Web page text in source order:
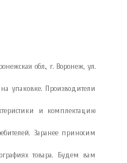
обл., г. Воронеж, ул.
упаковке. Производители
и комплектацию
Заранее приносим
товара. Будем вам